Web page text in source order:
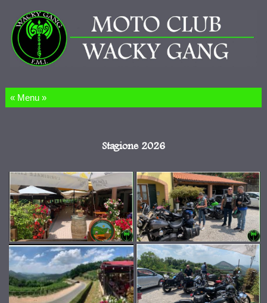
Salta al contenuto
Stagione 2026